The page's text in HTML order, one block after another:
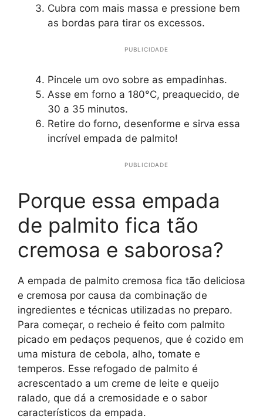
Cubra com mais massa e pressione bem
as bordas para tirar os excessos.
PUBLICIDADE
Pincele um ovo sobre as empadinhas.
Asse em forno a 180°C, preaquecido, de
30 a 35 minutos.
Retire do forno, desenforme e sirva essa
incrível empada de palmito!
PUBLICIDADE
Porque essa empada
de palmito fica tão
cremosa e saborosa?
A empada de palmito cremosa fica tão deliciosa
e cremosa por causa da combinação de
ingredientes e técnicas utilizadas no preparo.
Para começar, o recheio é feito com palmito
picado em pedaços pequenos, que é cozido em
uma mistura de cebola, alho, tomate e
temperos. Esse refogado de palmito é
acrescentado a um creme de leite e queijo
ralado, que dá a cremosidade e o sabor
característicos da empada.